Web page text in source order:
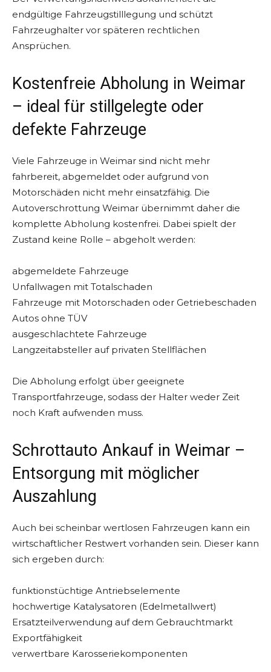
endgültige Fahrzeugstilllegung und schützt
Fahrzeughalter vor späteren rechtlichen
Ansprüchen.
Kostenfreie Abholung in Weimar
– ideal für stillgelegte oder
defekte Fahrzeuge
Viele Fahrzeuge in Weimar sind nicht mehr
fahrbereit, abgemeldet oder aufgrund von
Motorschäden nicht mehr einsatzfähig. Die
Autoverschrottung Weimar übernimmt daher die
komplette Abholung kostenfrei. Dabei spielt der
Zustand keine Rolle – abgeholt werden:
abgemeldete Fahrzeuge
Unfallwagen mit Totalschaden
Fahrzeuge mit Motorschaden oder Getriebeschaden
Autos ohne TÜV
ausgeschlachtete Fahrzeuge
Langzeitabsteller auf privaten Stellflächen
Die Abholung erfolgt über geeignete
Transportfahrzeuge, sodass der Halter weder Zeit
noch Kraft aufwenden muss.
Schrottauto Ankauf in Weimar –
Entsorgung mit möglicher
Auszahlung
Auch bei scheinbar wertlosen Fahrzeugen kann ein
wirtschaftlicher Restwert vorhanden sein. Dieser kann
sich ergeben durch:
funktionstüchtige Antriebselemente
hochwertige Katalysatoren (Edelmetallwert)
Ersatzteilverwendung auf dem Gebrauchtmarkt
Exportfähigkeit
verwertbare Karosseriekomponenten